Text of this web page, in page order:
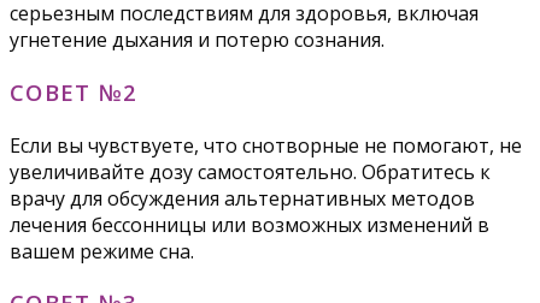
серьезным последствиям для здоровья, включая
угнетение дыхания и потерю сознания.
СОВЕТ №2
Если вы чувствуете, что снотворные не помогают, не
увеличивайте дозу самостоятельно. Обратитесь к
врачу для обсуждения альтернативных методов
лечения бессонницы или возможных изменений в
вашем режиме сна.